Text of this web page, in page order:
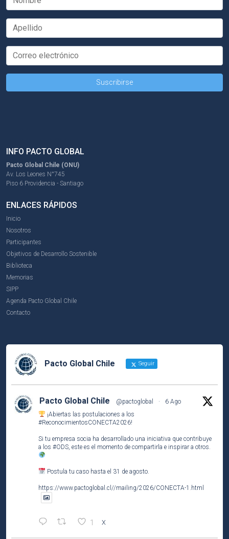
INFO PACTO GLOBAL
Pacto Global Chile (ONU)
Av. Los Leones N°745
Piso 6 Providencia - Santiago
ENLACES RÁPIDOS
Inicio
Nosotros
Participantes
Objetivos de Desarrollo Sostenible
Biblioteca
Memorias
SIPP
Agenda Pacto Global Chile
Contacto
Pacto Global Chile Seguir
Pacto Global Chile @pactoglobal ·
6 Ago
¡Abiertas las postulaciones a los
#ReconocimientosCONECTA2026!
Si tu empresa socia ha desarrollado una iniciativa que contribuye
a los #ODS , este es el momento de compartirla e inspirar a otros.
Postula tu caso hasta el 31 de agosto.
https://www.pactoglobal.cl//mailing/2026/CONECTA-1.html
1 X